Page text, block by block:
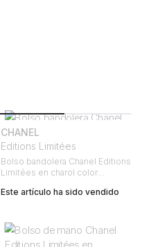
CHANEL
Editions Limitées
Bolso bandolera Chanel Editions
Limitées en charol color
Este artículo ha sido vendido